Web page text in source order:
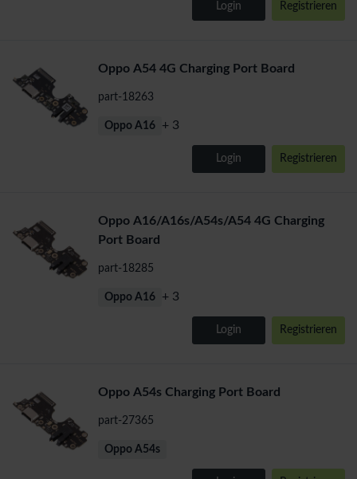
Login Registrieren
Oppo A54 4G Charging Port Board
part-18263
Oppo A16 + 3
Login Registrieren
Oppo A16/A16s/A54s/A54 4G Charging
Port Board
part-18285
Oppo A16 + 3
Login Registrieren
Oppo A54s Charging Port Board
part-27365
Oppo A54s